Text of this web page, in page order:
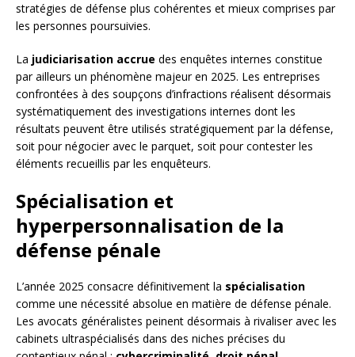
stratégies de défense plus cohérentes et mieux comprises par
les personnes poursuivies.
La judiciarisation accrue des enquêtes internes constitue
par ailleurs un phénomène majeur en 2025. Les entreprises
confrontées à des soupçons d’infractions réalisent désormais
systématiquement des investigations internes dont les
résultats peuvent être utilisés stratégiquement par la défense,
soit pour négocier avec le parquet, soit pour contester les
éléments recueillis par les enquêteurs.
Spécialisation et
hyperpersonnalisation de la
défense pénale
L’année 2025 consacre définitivement la spécialisation
comme une nécessité absolue en matière de défense pénale.
Les avocats généralistes peinent désormais à rivaliser avec les
cabinets ultraspécialisés dans des niches précises du